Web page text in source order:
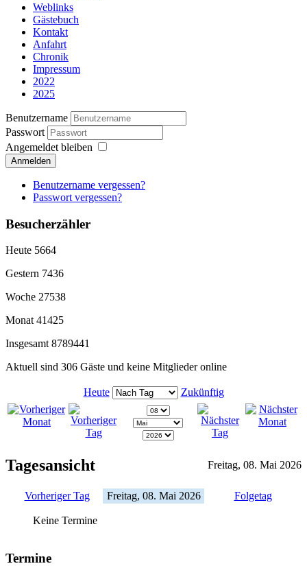
Weblinks
Gästebuch
Kontakt
Anfahrt
Chronik
Impressum
2022
2025
Benutzername
Passwort
Angemeldet bleiben
Anmelden
Benutzername vergessen?
Passwort vergessen?
Besucherzähler
Heute 5664
Gestern 7436
Woche 27538
Monat 41425
Insgesamt 8789441
Aktuell sind 306 Gäste und keine Mitglieder online
Heute Zukünftig
Tagesansicht Freitag, 08. Mai 2026
Vorheriger Tag Freitag, 08. Mai 2026 Folgetag
Keine Termine
Termine